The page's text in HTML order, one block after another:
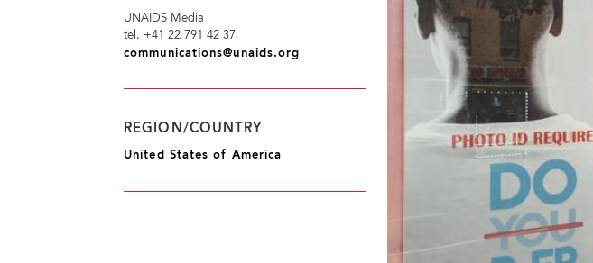
UNAIDS Media
tel. +41 22 791 42 37
communications@unaids.org
REGION/COUNTRY
United States of America